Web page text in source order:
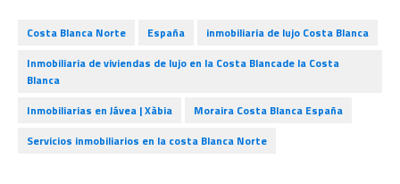
Costa Blanca Norte España
inmobiliaria de lujo Costa Blanca
Inmobiliaria de viviendas de lujo en la Costa Blancade la Costa
Blanca
Inmobiliarias en Jávea | Xàbia
Moraira Costa Blanca España
Servicios inmobiliarios en la costa Blanca Norte